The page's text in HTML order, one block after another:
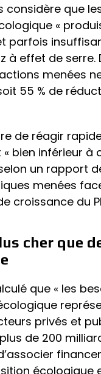
considère que
«
parfois
à effet de serre.
menées
55 % de
de réagir
bien inférieur à
un rapport
menées
croissance du
cher que
que « les
privés et
de 200
écologique